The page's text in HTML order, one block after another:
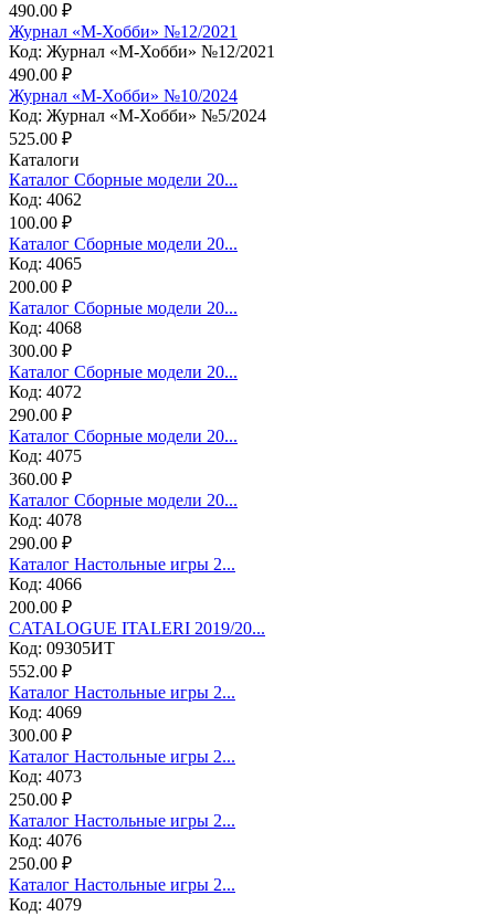
490.00 ₽
Журнал «М-Хобби» №12/2021
Код: Журнал «М-Хобби» №12/2021
490.00 ₽
Журнал «М-Хобби» №10/2024
Код: Журнал «М-Хобби» №5/2024
525.00 ₽
Каталоги
Каталог Сборные модели 20...
Код: 4062
100.00 ₽
Каталог Сборные модели 20...
Код: 4065
200.00 ₽
Каталог Сборные модели 20...
Код: 4068
300.00 ₽
Каталог Сборные модели 20...
Код: 4072
290.00 ₽
Каталог Сборные модели 20...
Код: 4075
360.00 ₽
Каталог Сборные модели 20...
Код: 4078
290.00 ₽
Каталог Настольные игры 2...
Код: 4066
200.00 ₽
CATALOGUE ITALERI 2019/20...
Код: 09305ИТ
552.00 ₽
Каталог Настольные игры 2...
Код: 4069
300.00 ₽
Каталог Настольные игры 2...
Код: 4073
250.00 ₽
Каталог Настольные игры 2...
Код: 4076
250.00 ₽
Каталог Настольные игры 2...
Код: 4079